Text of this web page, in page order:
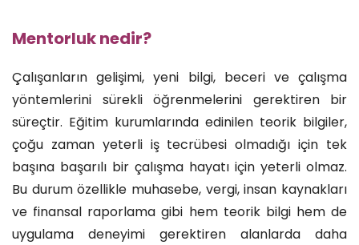
Mentorluk nedir?
Çalışanların gelişimi, yeni bilgi, beceri ve çalışma
yöntemlerini sürekli öğrenmelerini gerektiren bir
süreçtir. Eğitim kurumlarında edinilen teorik bilgiler,
çoğu zaman yeterli iş tecrübesi olmadığı için tek
başına başarılı bir çalışma hayatı için yeterli olmaz.
Bu durum özellikle muhasebe, vergi, insan kaynakları
ve finansal raporlama gibi hem teorik bilgi hem de
uygulama deneyimi gerektiren alanlarda daha